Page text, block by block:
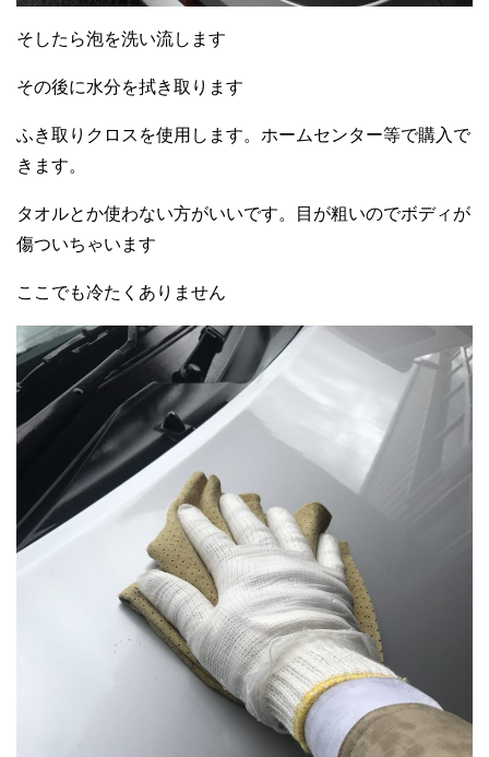
そしたら泡を洗い流します
その後に水分を拭き取ります
ふき取りクロスを使用します。ホームセンター等で購入で
きます。
タオルとか使わない方がいいです。目が粗いのでボディが
傷ついちゃいます
ここでも冷たくありません